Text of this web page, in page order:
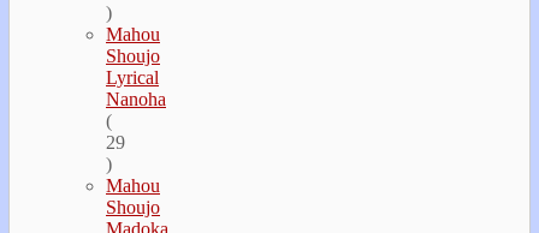
)
Mahou
Shoujo
Lyrical
Nanoha
(
29
)
Mahou
Shoujo
Madoka